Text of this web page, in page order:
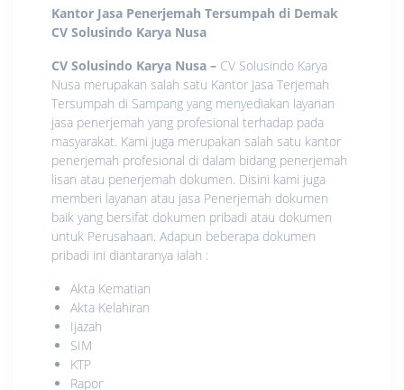
Kantor Jasa Penerjemah Tersumpah di Demak
CV Solusindo Karya Nusa
CV Solusindo Karya Nusa – CV Solusindo Karya
Nusa merupakan salah satu Kantor Jasa Terjemah
Tersumpah di Sampang yang menyediakan layanan
jasa penerjemah yang profesional terhadap pada
masyarakat. Kami juga merupakan salah satu kantor
penerjemah profesional di dalam bidang penerjemah
lisan atau penerjemah dokumen. Disini kami juga
memberi layanan atau jasa Penerjemah dokumen
baik yang bersifat dokumen pribadi atau dokumen
untuk Perusahaan. Adapun beberapa dokumen
pribadi ini diantaranya ialah :
Akta Kematian
Akta Kelahiran
Ijazah
SIM
KTP
Rapor